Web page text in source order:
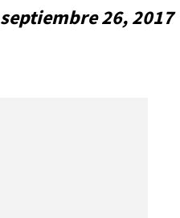
septiembre 26, 2017